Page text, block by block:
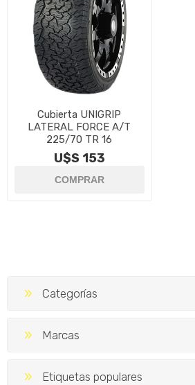
Cubierta UNIGRIP
LATERAL FORCE A/T
225/70 TR 16
U$S 153
Categorías
Marcas
Etiquetas populares